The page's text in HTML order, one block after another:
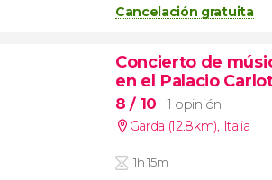
Cancelación gratuita
Concierto de
en el Palacio
8/ 10
1 opinión
Garda (12.8km), Italia
1h 15m